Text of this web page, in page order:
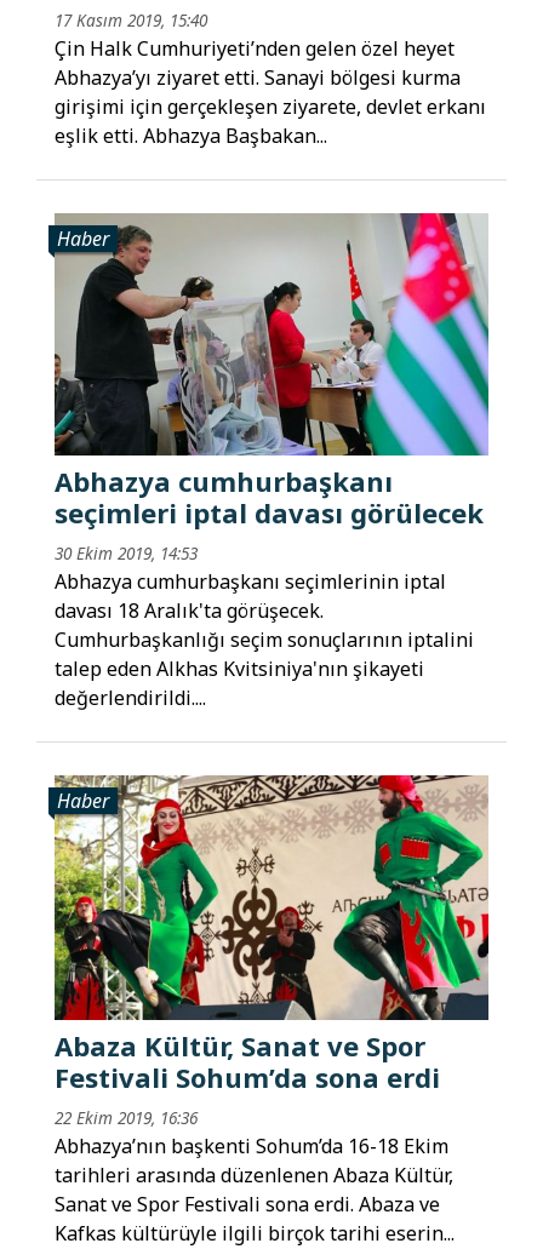
17 Kasım 2019, 15:40
Çin Halk Cumhuriyeti’nden gelen özel heyet
Abhazya’yı ziyaret etti. Sanayi bölgesi kurma
girişimi için gerçekleşen ziyarete, devlet erkanı
eşlik etti. Abhazya Başbakan...
Haber
Abhazya cumhurbaşkanı
seçimleri iptal davası görülecek
30 Ekim 2019, 14:53
Abhazya cumhurbaşkanı seçimlerinin iptal
davası 18 Aralık'ta görüşecek.
Cumhurbaşkanlığı seçim sonuçlarının iptalini
talep eden Alkhas Kvitsiniya'nın şikayeti
değerlendirildi....
Haber
Abaza Kültür, Sanat ve Spor
Festivali Sohum’da sona erdi
22 Ekim 2019, 16:36
Abhazya’nın başkenti Sohum’da 16-18 Ekim
tarihleri arasında düzenlenen Abaza Kültür,
Sanat ve Spor Festivali sona erdi. Abaza ve
Kafkas kültürüyle ilgili birçok tarihi eserin...